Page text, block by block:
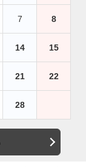
7 8
14 15
21 22
28